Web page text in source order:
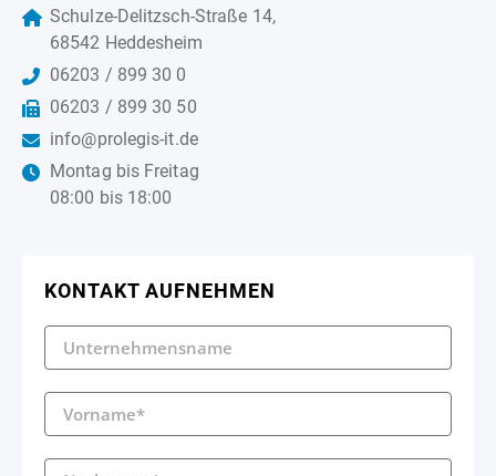
Schulze-Delitzsch-Straße 14,
68542 Heddesheim
06203 / 899 30 0
06203 / 899 30 50
info@prolegis-it.de
Montag bis Freitag
08:00 bis 18:00
KONTAKT AUFNEHMEN